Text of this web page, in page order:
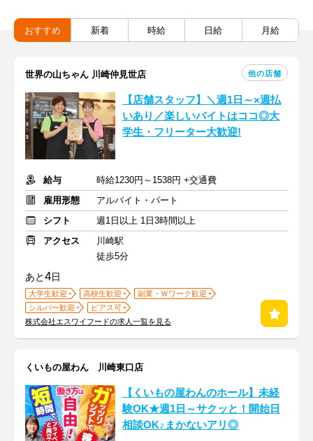
おすすめ 新着 時給 日給 月給
世界の山ちゃん 川崎仲見世店 他の店舗
【店舗スタッフ】＼週1日～×週払
いあり／楽しいバイトはココ◎大
学生・フリーター大歓迎!
給与
時給1230円～1538円 +交通費
雇用形態
アルバイト・パート
シフト
週1日以上 1日3時間以上
アクセス
川崎駅
徒歩5分
あと4日
大学生歓迎 高校生歓迎
副業・Ｗワーク歓迎
シルバー歓迎
ピアス可
株式会社エスワイフードの求人一覧を見る
くいもの屋わん 川崎東口店
【くいもの屋わんのホール】未経
験OK★週1日～サクッと！開始日
相談OK♪まかないアリ◎